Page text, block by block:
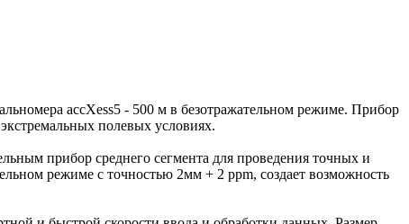
accXess5 - 500 м в безотражательном режиме. Прибор
полевых условиях.
прибор среднего сегмента для проведения точных и
режиме с точностью 2мм + 2 ppm, создает возможность